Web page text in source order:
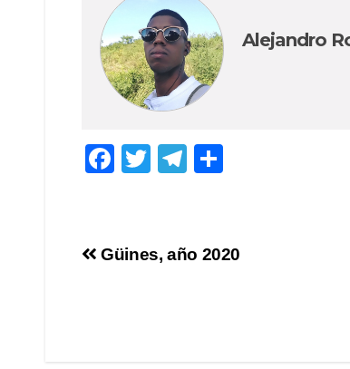
Alejandro
F
e
T
er
T
gr p
Navegación
Güines, año 2020